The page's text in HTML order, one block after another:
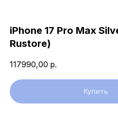
iPhone 17 Pro Max
Rustore)
117990,00 р.
Купить